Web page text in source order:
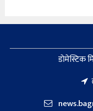
डाेमेस्टिक